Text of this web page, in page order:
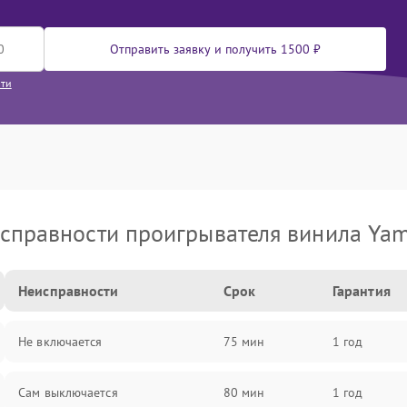
Отправить заявку и получить 1500 ₽
проигрывателя винила
Неисправности Срок Гарантия
Не включается 75 мин 1 год
Сам выключается 80 мин 1 год